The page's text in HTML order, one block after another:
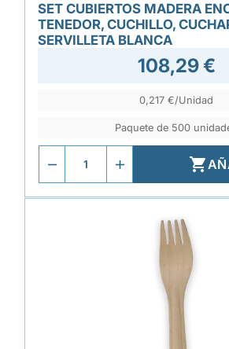
SET CUBIERTOS MADERA
TENEDOR, CUCHILLO,
SERVILLETA BLANCA
108,29 €
0,217 €/Unidad
Paquete de 500
